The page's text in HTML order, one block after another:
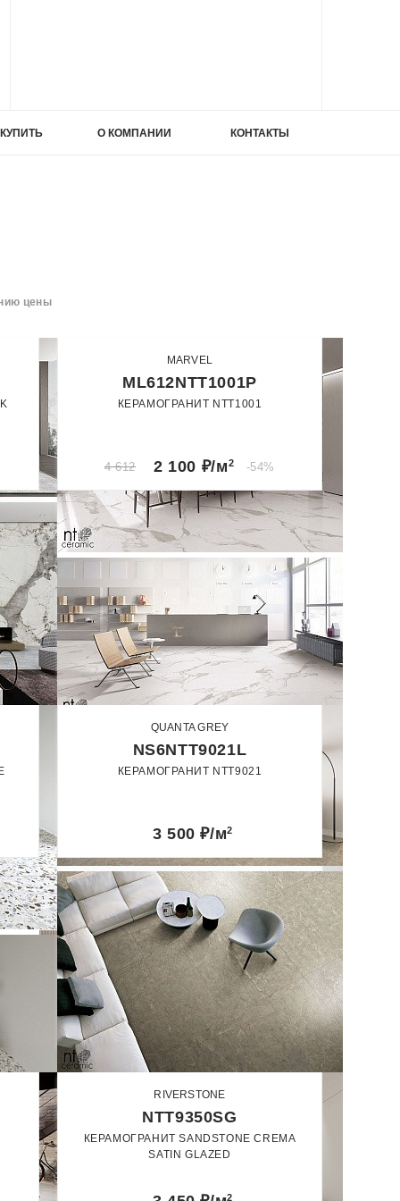
О КОМПАНИИ КОНТАКТЫ
цены
MARVEL
ML612NTT1001P
КЕРАМОГРАНИТ NTT1001
Полированный
4 612 2 100 ₽/м2 -54%
QUANTA GREY
NS6NTT9021L
КЕРАМОГРАНИТ NTT9021
Лаппатированный
3 500 ₽/м2
RIVERSTONE
NTT9350SG
КЕРАМОГРАНИТ SANDSTONE CREMA
SATIN GLAZED
2